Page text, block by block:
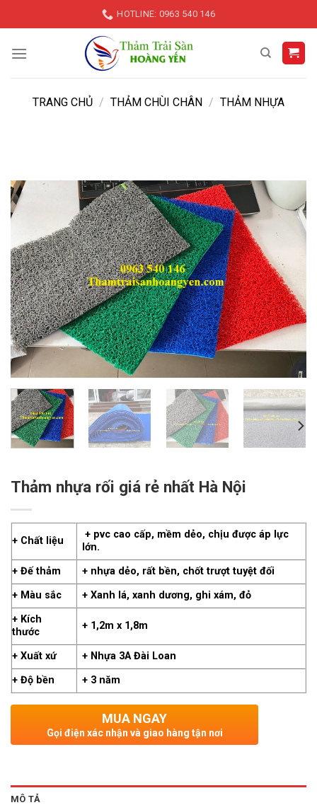
to
HOTLINE: 0963 540 146
TRANG CHỦ / THẢM CHÙI CHÂN / THẢM NHỰA
Thảm nhựa rối giá rẻ nhất Hà Nội
+ Chất liệu
+ pvc cao cấp, mềm dẻo, chịu được áp lực
lớn.
+ Đế thảm
+ nhựa dẻo, rất bền, chốt trượt tuyệt đối
+ Màu sắc
+ Xanh lá, xanh dương, ghi xám, đỏ
+ Kích
thước
+ 1,2m x 1,8m
+ Xuất xứ
+ Nhựa 3A Đài Loan
+ Độ bền
+ 3 năm
MUA NGAY
Gọi điện xác nhận và giao hàng tận nơi
MÔ TẢ